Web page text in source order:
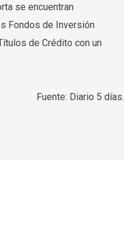
se encuentran
Fondos de Inversión
de Crédito con un
Fuente: Diario 5 días.